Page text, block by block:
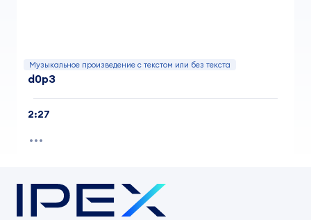
Музыкальное произведение с текстом или без текста
d0p3
2:27